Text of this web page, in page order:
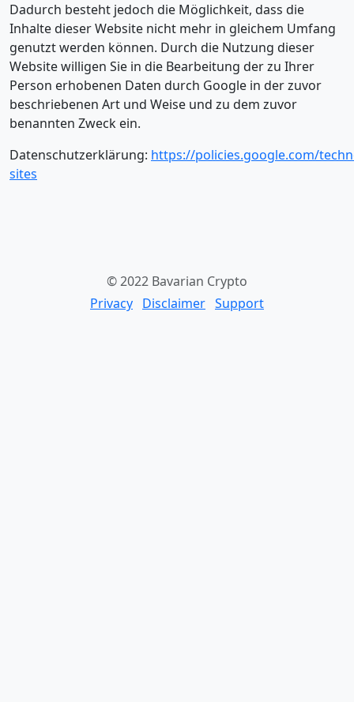
Dadurch besteht jedoch die Möglichkeit, dass die
Inhalte dieser Website nicht mehr in gleichem Umfang
genutzt werden können. Durch die Nutzung dieser
Website willigen Sie in die Bearbeitung der zu Ihrer
Person erhobenen Daten durch Google in der zuvor
beschriebenen Art und Weise und zu dem zuvor
benannten Zweck ein.
Datenschutzerklärung: https://policies.google.com/
sites
© 2022 Bavarian Crypto
Privacy Disclaimer Support